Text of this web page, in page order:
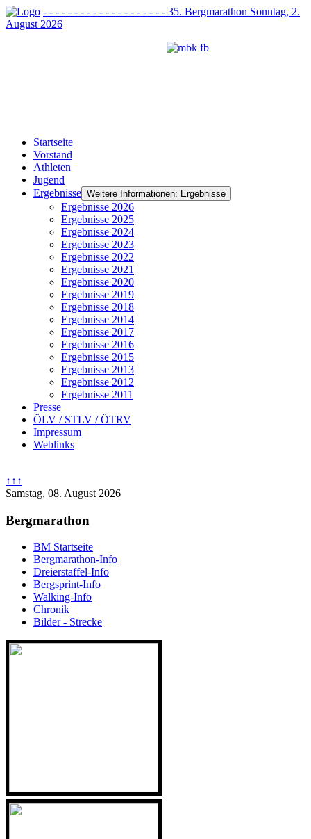
- - - - - - - - - - - - - - - - - - - - 35. Bergmarathon Sonntag, 2.
August 2026
Startseite
Vorstand
Athleten
Jugend
Ergebnisse Weitere Informationen: Ergebnisse
Ergebnisse 2026
Ergebnisse 2025
Ergebnisse 2024
Ergebnisse 2023
Ergebnisse 2022
Ergebnisse 2021
Ergebnisse 2020
Ergebnisse 2019
Ergebnisse 2018
Ergebnisse 2014
Ergebnisse 2017
Ergebnisse 2016
Ergebnisse 2015
Ergebnisse 2013
Ergebnisse 2012
Ergebnisse 2011
Presse
ÖLV / STLV / ÖTRV
Impressum
Weblinks
↑↑↑
Samstag, 08. August 2026
Bergmarathon
BM Startseite
Bergmarathon-Info
Dreierstaffel-Info
Bergsprint-Info
Walking-Info
Chronik
Bilder - Strecke